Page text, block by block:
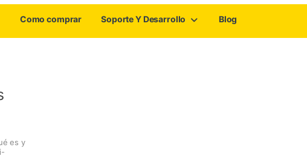
Como comprar Soporte Y Desarrollo Blog
es y